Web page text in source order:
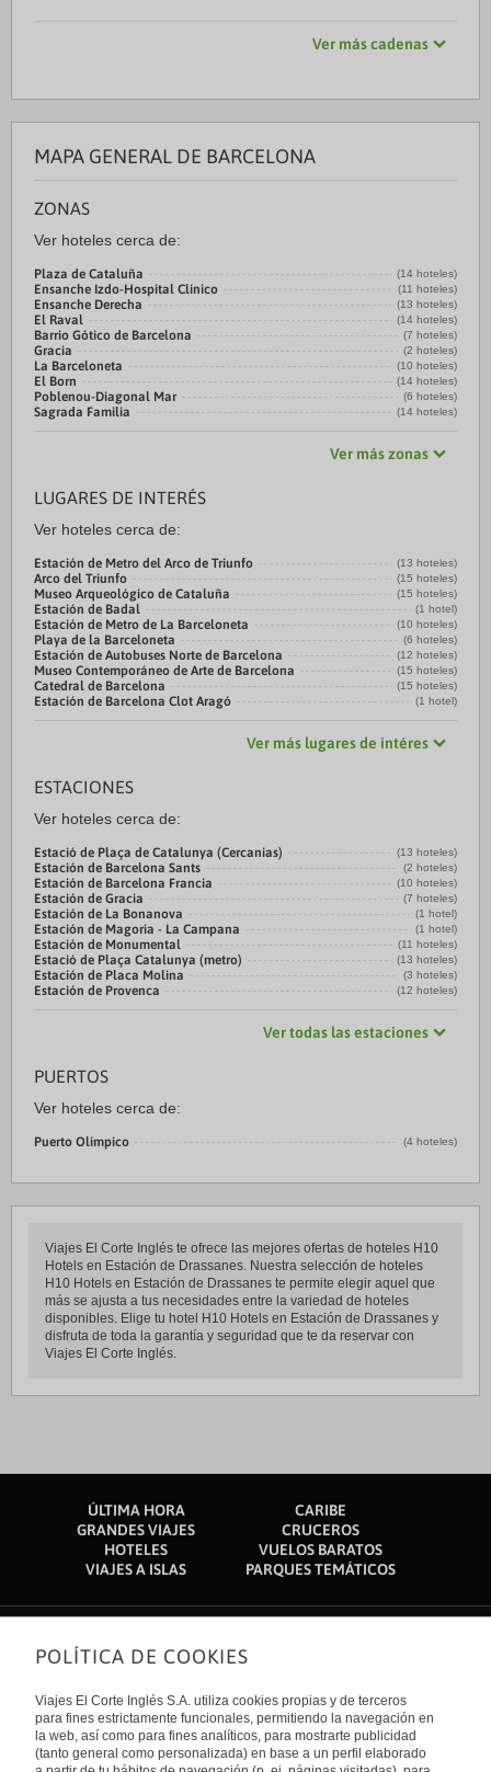
Ver más cadenas
MAPA GENERAL DE BARCELONA
ZONAS
Ver hoteles cerca de:
Plaza de Cataluña (14 hoteles)
Ensanche Izdo-Hospital Clínico (11 hoteles)
Ensanche Derecha (13 hoteles)
El Raval (14 hoteles)
Barrio Gótico de Barcelona (7 hoteles)
Gracia (2 hoteles)
La Barceloneta (10 hoteles)
El Born (14 hoteles)
Poblenou-Diagonal Mar (6 hoteles)
Sagrada Familia (14 hoteles)
Ver más zonas
LUGARES DE INTERÉS
Ver hoteles cerca de:
Estación de Metro del Arco de Triunfo (13 hoteles)
Arco del Triunfo (15 hoteles)
Museo Arqueológico de Cataluña (15 hoteles)
Estación de Badal (1 hotel)
Estación de Metro de La Barceloneta (10 hoteles)
Playa de la Barceloneta (6 hoteles)
Estación de Autobuses Norte de Barcelona (12 hoteles)
Museo Contemporáneo de Arte de Barcelona (15 hoteles)
Catedral de Barcelona (15 hoteles)
Estación de Barcelona Clot Aragó (1 hotel)
Ver más lugares de intéres
ESTACIONES
Ver hoteles cerca de:
Estació de Plaça de Catalunya (Cercanias) (13 hoteles)
Estación de Barcelona Sants (2 hoteles)
Estación de Barcelona Francia (10 hoteles)
Estación de Gracia (7 hoteles)
Estación de La Bonanova (1 hotel)
Estación de Magoria - La Campana (1 hotel)
Estación de Monumental (11 hoteles)
Estació de Plaça Catalunya (metro) (13 hoteles)
Estación de Placa Molina (3 hoteles)
Estación de Provenca (12 hoteles)
Ver todas las estaciones
PUERTOS
Ver hoteles cerca de:
Puerto Olímpico (4 hoteles)
Viajes El Corte Inglés te ofrece las mejores ofertas de hoteles H10
Hotels en Estación de Drassanes. Nuestra selección de hoteles
H10 Hotels en Estación de Drassanes te permite elegir aquel que
más se ajusta a tus necesidades entre la variedad de hoteles
disponibles. Elige tu hotel H10 Hotels en Estación de Drassanes y
disfruta de toda la garantía y seguridad que te da reservar con
Viajes El Corte Inglés.
ÚLTIMA HORA
CARIBE
GRANDES VIAJES
CRUCEROS
HOTELES
VUELOS BARATOS
VIAJES A ISLAS
PARQUES TEMÁTICOS
Sobre nosotros
Quiénes somos
Financiación
Sostenibilidad
Turismo accesible
Tarjeta El Corte Inglés
Enlaces de interés
Guías de viaje
POLÍTICA DE COOKIES
Viajes El Corte Inglés S.A. utiliza cookies propias y de terceros
para fines estrictamente funcionales, permitiendo la navegación en
la web, así como para fines analíticos, para mostrarte publicidad
(tanto general como personalizada) en base a un perfil elaborado